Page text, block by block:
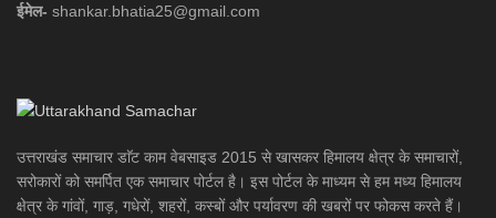
ईमेल- shankar.bhatia25@gmail.com
उत्तराखंड समाचार डाॅट काम वेबसाइड 2015 से खासकर हिमालय क्षेत्र के समाचारों,
सरोकारों को समर्पित एक समाचार पोर्टल है। इस पोर्टल के माध्यम से हम मध्य हिमालय
क्षेत्र के गांवों, गाड़, गधेरों, शहरों, कस्बों और पर्यावरण की खबरों पर फोकस करते हैं।